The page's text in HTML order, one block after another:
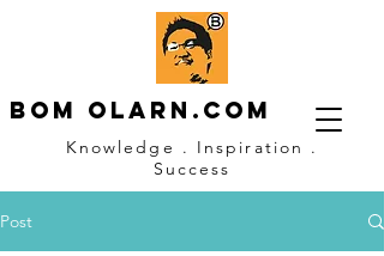
Bom OLARN.com
Knowledge . Inspiration .
Success
Post